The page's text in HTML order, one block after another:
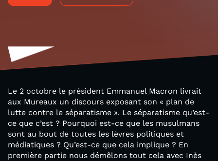
Le 2 octobre le président Emmanuel Macron livrait
aux Mureaux un discours exposant son « plan de
lutte contre le séparatisme ». Le séparatisme qu’est-
ce que c’est ? Pourquoi est-ce que les musulmans
sont au bout de toutes les lèvres politiques et
médiatiques ? Qu’est-ce que cela implique ? En
première partie nous démêlons tout cela avec Inès